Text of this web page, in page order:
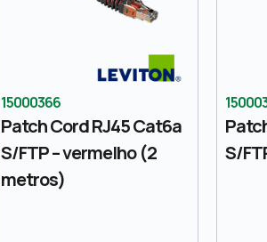
15000366
Patch Cord RJ45 Cat6a
S/FTP – vermelho (2
metros)
S/